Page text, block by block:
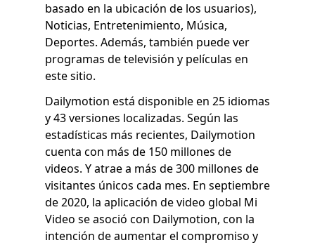
basado en la ubicación de los usuarios),
Noticias, Entretenimiento, Música,
Deportes. Además, también puede ver
programas de televisión y películas en
este sitio.
Dailymotion está disponible en 25 idiomas
y 43 versiones localizadas. Según las
estadísticas más recientes, Dailymotion
cuenta con más de 150 millones de
videos. Y atrae a más de 300 millones de
visitantes únicos cada mes. En septiembre
de 2020, la aplicación de video global Mi
Video se asoció con Dailymotion, con la
intención de aumentar el compromiso y